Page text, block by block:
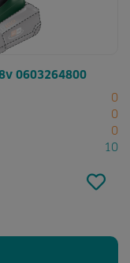
0603264800
0
0
0
10